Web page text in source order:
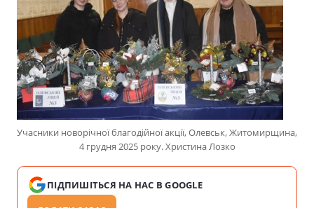
Учасники новорічної благодійної акції, Олевськ, Житомирщина,
4 грудня 2025 року. Христина Лозко
ПІДПИШІТЬСЯ НА НАС В GOOGLE